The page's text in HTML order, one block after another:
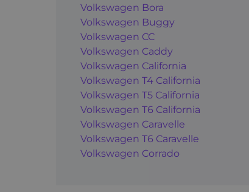
Volkswagen Bora
Volkswagen Buggy
Volkswagen CC
Volkswagen Caddy
Volkswagen California
Volkswagen T4 California
Volkswagen T5 California
Volkswagen T6 California
Volkswagen Caravelle
Volkswagen T6 Caravelle
Volkswagen Corrado